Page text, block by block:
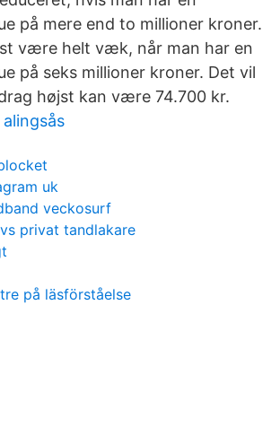
på mere end to millioner kroner.
være helt væk, når man har en
på seks millioner kroner. Det vil
højst kan være 74.700 kr.
uk
veckosurf
privat tandlakare
på läsförståelse